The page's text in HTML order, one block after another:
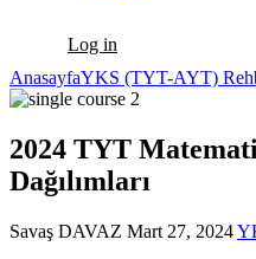
Log in
AnasayfaYKS (TYT-AYT)
2024 TYT
Dağılımları
Savaş DAVAZ Mart 27, 2024